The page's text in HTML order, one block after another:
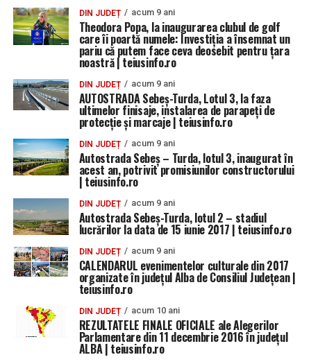
DIN JUDEȚ acum 9 ani
Theodora Popa, la inaugurarea clubul de golf
care îi poartă numele: Investiția a însemnat un
pariu că putem face ceva deosebit pentru țara
noastră | teiusinfo.ro
DIN JUDEȚ acum 9 ani
AUTOSTRADA Sebeș-Turda, Lotul 3, la faza
ultimelor finisaje, instalarea de parapeți de
protecție și marcaje | teiusinfo.ro
DIN JUDEȚ acum 9 ani
Autostrada Sebeș – Turda, lotul 3, inaugurat în
acest an, potrivit promisiunilor constructorului
| teiusinfo.ro
DIN JUDEȚ acum 9 ani
Autostrada Sebeș-Turda, lotul 2 – stadiul
lucrărilor la data de 15 iunie 2017 | teiusinfo.ro
DIN JUDEȚ acum 9 ani
CALENDARUL evenimentelor culturale din 2017
organizate în județul Alba de Consiliul Județean |
teiusinfo.ro
DIN JUDEȚ acum 10 ani
REZULTATELE FINALE OFICIALE ale Alegerilor
Parlamentare din 11 decembrie 2016 în județul
ALBA | teiusinfo.ro